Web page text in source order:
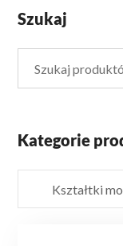
Szukaj
Kategorie